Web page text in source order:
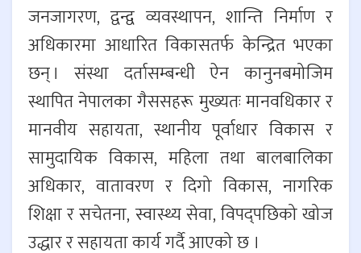
जनजागरण, द्वन्द्व व्यवस्थापन, शान्ति निर्माण र
अधिकारमा आधारित विकासतर्फ केन्द्रित भएका
छन् । संस्था दर्तासम्बन्धी ऐन कानुनबमोजिम
स्थापित नेपालका गैससहरू मुख्यतः मानवधिकार र
मानवीय सहायता, स्थानीय पूर्वाधार विकास र
सामुदायिक विकास, महिला तथा बालबालिका
अधिकार, वातावरण र दिगो विकास, नागरिक
शिक्षा र सचेतना, स्वास्थ्य सेवा, विपद्पछिको खोज
उद्धार र सहायता कार्य गर्दै आएको छ ।